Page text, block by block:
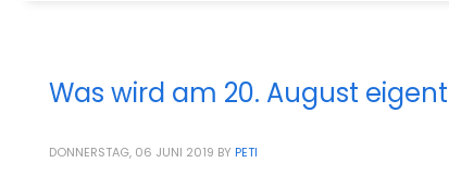
Was wird am 20. August
DONNERSTAG, 06 JUNI 2019 BY PETI